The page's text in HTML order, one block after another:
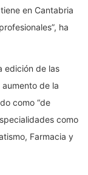
en Cantabria
ha
edición de las
de la
como “de
como
Farmacia y